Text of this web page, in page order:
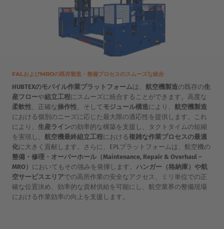
FALおよびMROの既存製造・整備プロセスのスムーズな統合
HUBTEXのモバイル作業プラットフォームは、 航空機製造の既存の生
産フローや組立工程にスムーズに統合することができます。高度な
柔軟性、正確な操作性、そして モジュール構造により、 航空機製造
における個別のニーズに応じた最大限の適応性を提供します。これ
により、 生産ラインの効率的な構築を支援し、タクトタイムの短縮
を実現し、 航空機最終組立工程における複雑な作業プロセスの最適
化に大きく貢献します。さらに、EPLプラットフォームは、航空機の
整備・修理・オーバーホール（Maintenance, Repair & Overhaul –
MRO） においてもその強みを発揮します。 ハンガー（格納庫）や航
空サービスエリアでの高所作業の安全なアクセス、ミリ単位での正
確な位置決め、効率的な資材供給を可能にし、航空業界の整備現場
における作業効率の向上を支援します。